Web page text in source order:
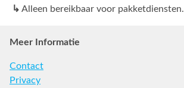
↳ Alleen bereikbaar voor pakketdiensten.
Meer Informatie
Contact
Privacy